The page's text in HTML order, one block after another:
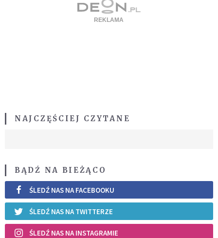
NAJCZĘŚCIEJ CZYTANE
BĄDŹ NA BIEŻĄCO
ŚLEDŹ NAS NA FACEBOOKU
ŚLEDŹ NAS NA TWITTERZE
ŚLEDŹ NAS NA INSTAGRAMIE